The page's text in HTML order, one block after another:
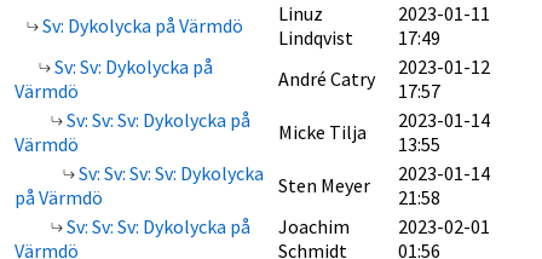
Sv: Dykolycka på Värmdö
Linuz
Lindqvist
2023-01-11
17:49
Sv: Sv: Dykolycka på
Värmdö
André Catry
2023-01-12
17:57
Sv: Sv: Sv: Dykolycka på
Värmdö
Micke Tilja
2023-01-14
13:55
Sv: Sv: Sv: Sv: Dykolycka
på Värmdö
Sten Meyer
2023-01-14
21:58
Sv: Sv: Sv: Dykolycka på
Värmdö
Joachim
Schmidt
2023-02-01
01:56